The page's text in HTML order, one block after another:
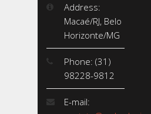
Address:
Macaé/RJ, Belo
Horizonte/MG
Phone: (31)
98228-9812
E-mail: